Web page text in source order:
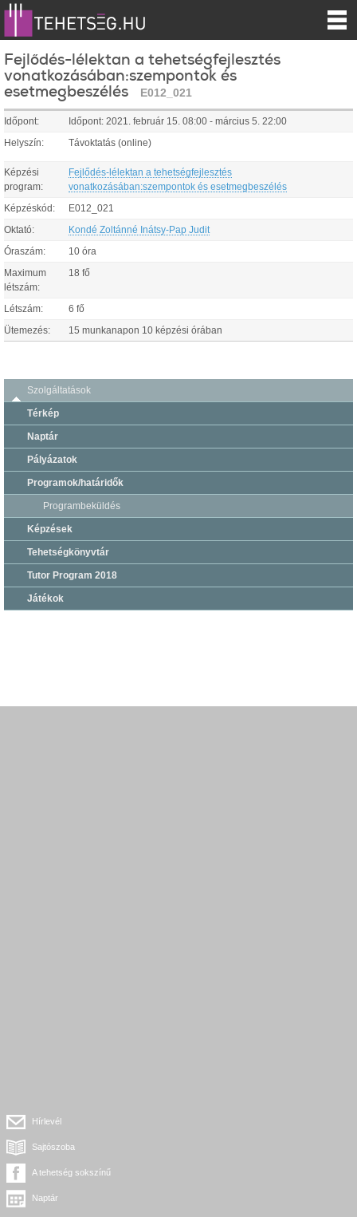
Fejlődés-lélektan a tehetségfejlesztés
vonatkozásában:szempontok és
esetmegbeszélés
E012_021
Időpont: Időpont: 2021. február 15 08:00 - március 5 22:00
Helyszín: Távoktatás (online)
Képzési
program:
Fejlődés-lélektan a tehetségfejlesztés
vonatkozásában:szempontok és esetmegbeszélés
Képzéskód: E012_021
Oktató: Kondé Zoltánné Inátsy-Pap Judit
Óraszám: 10 óra
Maximum
létszám:
18 fő
Létszám: 6 fő
Ütemezés: 15 munkanapon 10 képzési órában
Szolgáltatások
Térkép
Naptár
Pályázatok
Programok/határidők
Programbeküldés
Képzések
Tehetségkönyvtár
Tutor Program 2018
Játékok
Hírlevél
Sajtószoba
A tehetség sokszínű
Naptár